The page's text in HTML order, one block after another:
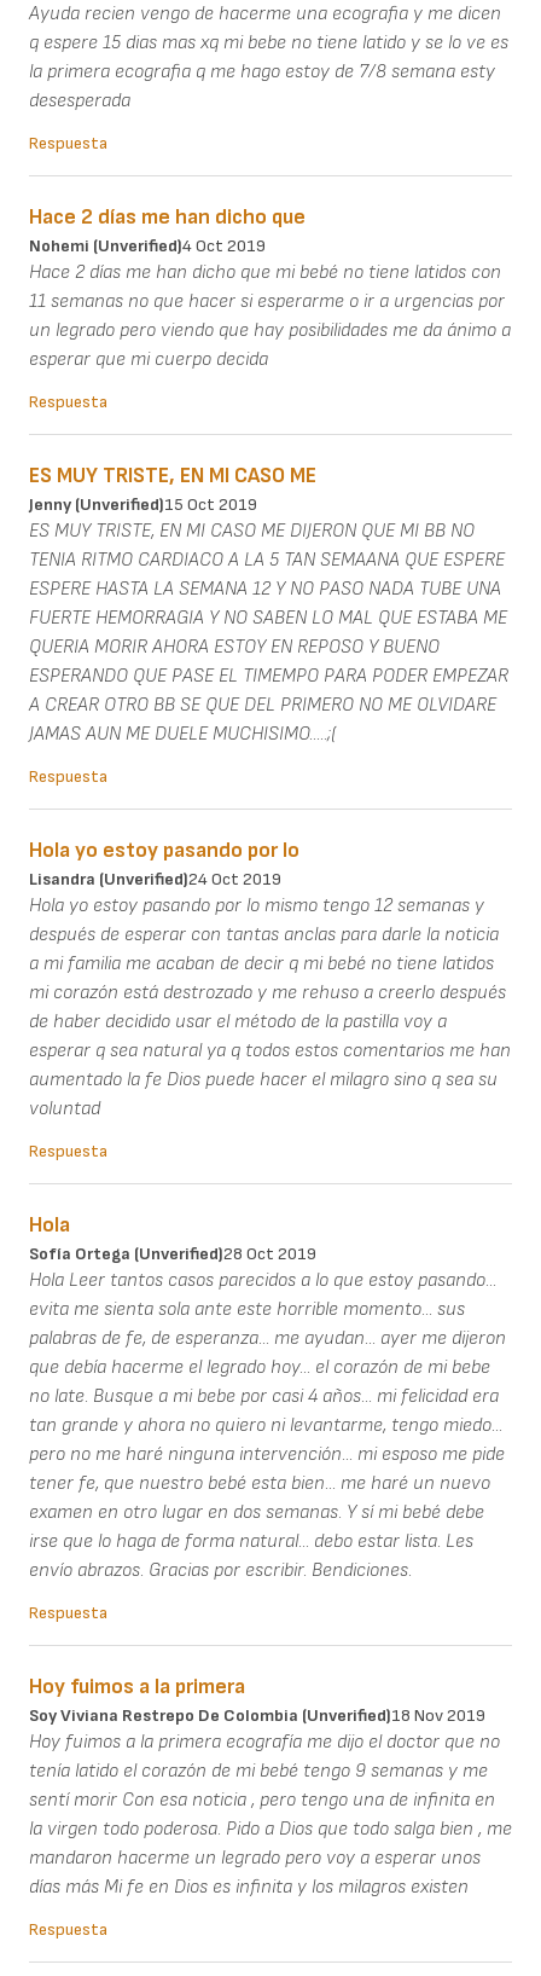
Ayuda recien vengo de hacerme una ecografia y me dicen
q espere 15 dias mas xq mi bebe no tiene latido y se lo ve es
la primera ecografia q me hago estoy de 7/8 semana esty
desesperada
Respuesta
Hace 2 días me han dicho que
Nohemi (unverified)4 Oct 2019
Hace 2 días me han dicho que mi bebé no tiene latidos con
11 semanas no que hacer si esperarme o ir a urgencias por
un legrado pero viendo que hay posibilidades me da ánimo a
esperar que mi cuerpo decida
Respuesta
ES MUY TRISTE, EN MI CASO ME
Jenny (unverified)15 Oct 2019
ES MUY TRISTE, EN MI CASO ME DIJERON QUE MI BB NO
TENIA RITMO CARDIACO A LA 5 TAN SEMAANA QUE ESPERE
ESPERE HASTA LA SEMANA 12 Y NO PASO NADA TUBE UNA
FUERTE HEMORRAGIA Y NO SABEN LO MAL QUE ESTABA ME
QUERIA MORIR AHORA ESTOY EN REPOSO Y BUENO
ESPERANDO QUE PASE EL TIMEMPO PARA PODER EMPEZAR
A CREAR OTRO BB SE QUE DEL PRIMERO NO ME OLVIDARE
JAMAS AUN ME DUELE MUCHISIMO.....;(
Respuesta
Hola yo estoy pasando por lo
Lisandra (unverified)24 Oct 2019
Hola yo estoy pasando por lo mismo tengo 12 semanas y
después de esperar con tantas anclas para darle la noticia
a mi familia me acaban de decir q mi bebé no tiene latidos
mi corazón está destrozado y me rehuso a creerlo después
de haber decidido usar el método de la pastilla voy a
esperar q sea natural ya q todos estos comentarios me han
aumentado la fe Dios puede hacer el milagro sino q sea su
voluntad
Respuesta
Hola
Sofía Ortega (unverified)28 Oct 2019
Hola Leer tantos casos parecidos a lo que estoy pasando...
evita me sienta sola ante este horrible momento... sus
palabras de fe, de esperanza... me ayudan... ayer me dijeron
que debía hacerme el legrado hoy... el corazón de mi bebe
no late. Busque a mi bebe por casi 4 años... mi felicidad era
tan grande y ahora no quiero ni levantarme, tengo miedo...
pero no me haré ninguna intervención... mi esposo me pide
tener fe, que nuestro bebé esta bien... me haré un nuevo
examen en otro lugar en dos semanas. Y sí mi bebé debe
irse que lo haga de forma natural... debo estar lista. Les
envío abrazos. Gracias por escribir. Bendiciones.
Respuesta
Hoy fuimos a la primera
Soy Viviana Restrepo De Colombia (unverified)18 Nov 2019
Hoy fuimos a la primera ecografía me dijo el doctor que no
tenía latido el corazón de mi bebé tengo 9 semanas y me
sentí morir Con esa noticia , pero tengo una de infinita en
la virgen todo poderosa. Pido a Dios que todo salga bien , me
mandaron hacerme un legrado pero voy a esperar unos
días más Mi fe en Dios es infinita y los milagros existen
Respuesta